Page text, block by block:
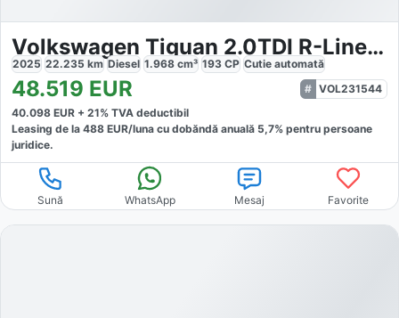
Volkswagen Tiguan 2.0TDI R-Line 4M
2025 22.235 km Diesel 1.968 cm³ 193 CP Cutie automată
48.519 EUR
VOL231544
40.098 EUR + 21% TVA deductibil
Leasing de la 488 EUR/luna cu dobăndă anuală 5,7% pentru persoane
juridice.
Sună WhatsApp Mesaj Favorite